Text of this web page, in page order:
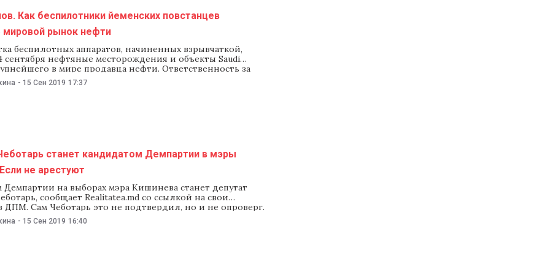
Как беспилотники йеменских повстанцев
мировой рынок нефти
беспилотных аппаратов, начиненных взрывчаткой,
сентября нефтяные месторождения и объекты Saudi
в мире продавца нефти. Ответственность за
себя йеменские повстанцы. США обвиняют в
Иран. Атака дронов между тем едва не обрушила
- 15 Сен 2019 17:37
станет кандидатом Демпартии в мэры
не арестуют
на выборах мэра Кишинева станет депутат
сообщает Realitatea.md со ссылкой на свои
ДПМ. Сам Чеботарь это не подтвердил, но и не опроверг.
на фоне информации NM о готовящемся в
аресте Чеботаря. Источники издания, впрочем,
- 15 Сен 2019 16:40